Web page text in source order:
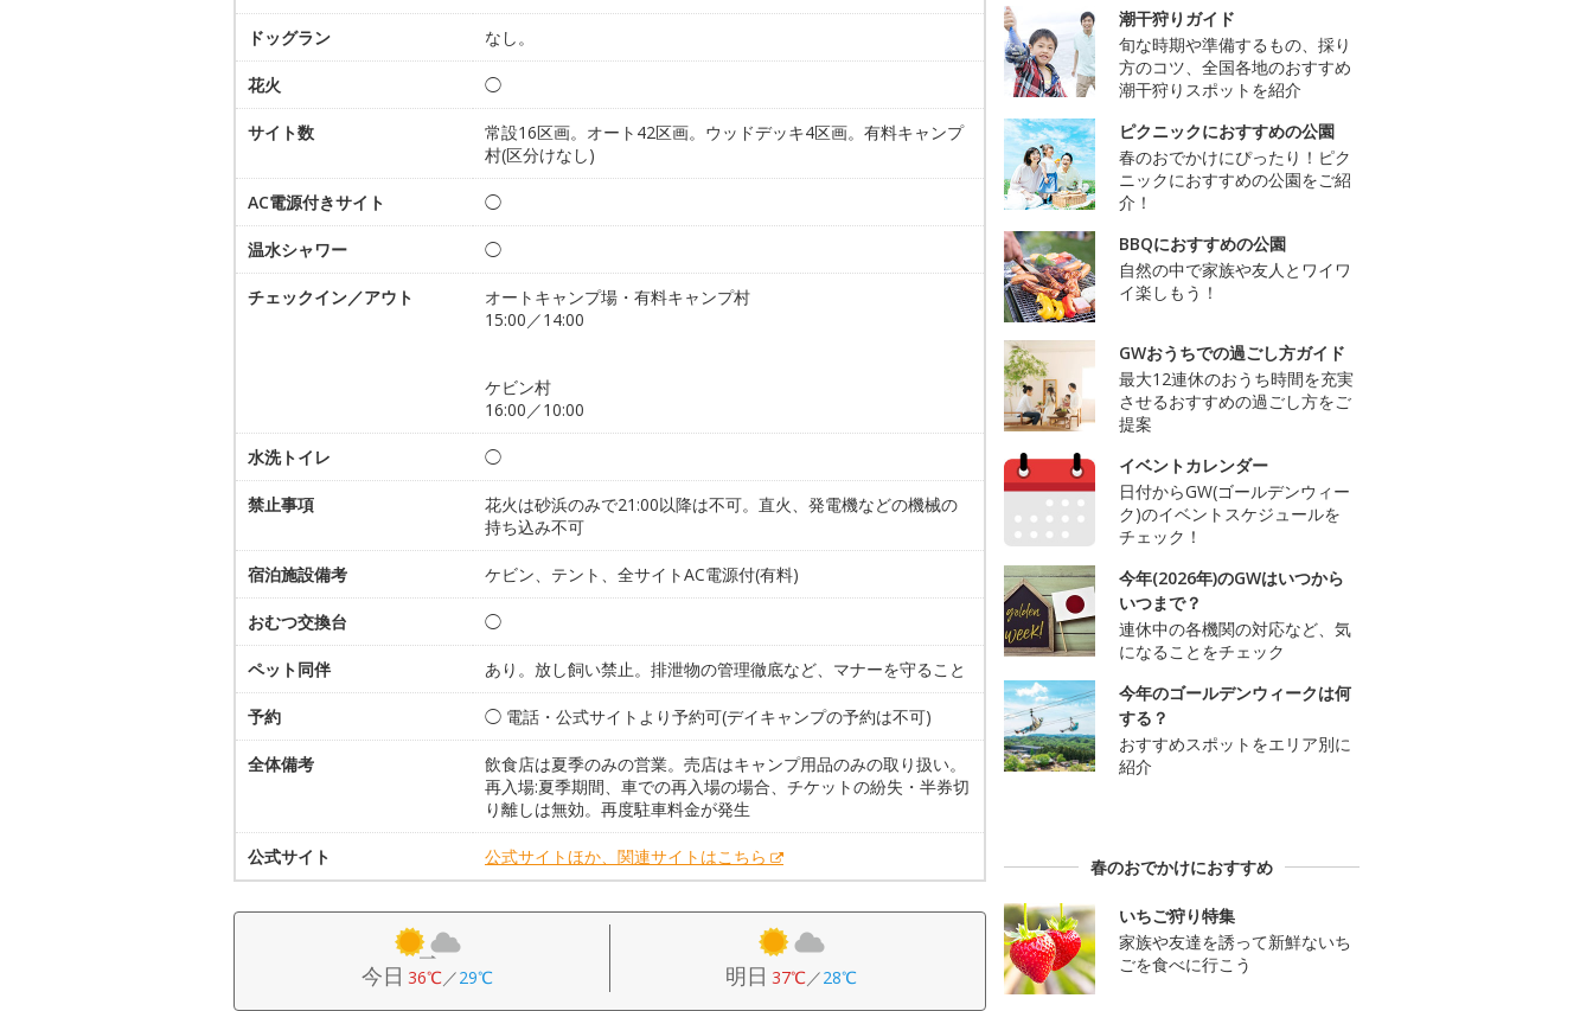
ドッグラン なし。
花火 ◯
サイト数
常設16区画。オート42区画。ウッドデッキ4区画。有料キャンプ
村(区分けなし)
AC電源付きサイト ◯
温水シャワー ◯
チェックイン／アウト
オートキャンプ場・有料キャンプ村
15:00／14:00
ケビン村
16:00／10:00
水洗トイレ ◯
禁止事項
花火は砂浜のみで21:00以降は不可。直火、発電機などの機械の
持ち込み不可
宿泊施設備考 ケビン、テント、全サイトAC電源付(有料)
おむつ交換台 ◯
ペット同伴 あり。放し飼い禁止。排泄物の管理徹底など、マナーを守ること
予約 ◯ 電話・公式サイトより予約可(デイキャンプの予約は不可)
全体備考
飲食店は夏季のみの営業。売店はキャンプ用品のみの取り扱い。
再入場:夏季期間、車での再入場の場合、チケットの紛失・半券切
り離しは無効。再度駐車料金が発生
公式サイト 公式サイトほか、関連サイトはこちら
今日 36℃／29℃ 明日 37℃／28℃
潮干狩りガイド
旬な時期や準備するもの、採り
方のコツ、全国各地のおすすめ
潮干狩りスポットを紹介
ピクニックにおすすめの公園
春のおでかけにぴったり！ピク
ニックにおすすめの公園をご紹
介！
BBQにおすすめの公園
自然の中で家族や友人とワイワ
イ楽しもう！
GWおうちでの過ごし方ガイド
最大12連休のおうち時間を充実
させるおすすめの過ごし方をご
提案
イベントカレンダー
日付からGW(ゴールデンウィー
ク)のイベントスケジュールを
チェック！
今年(2026年)のGWはいつから
いつまで？
連休中の各機関の対応など、気
になることをチェック
今年のゴールデンウィークは何
する？
おすすめスポットをエリア別に
紹介
春のおでかけにおすすめ
いちご狩り特集
家族や友達を誘って新鮮ないち
ごを食べに行こう